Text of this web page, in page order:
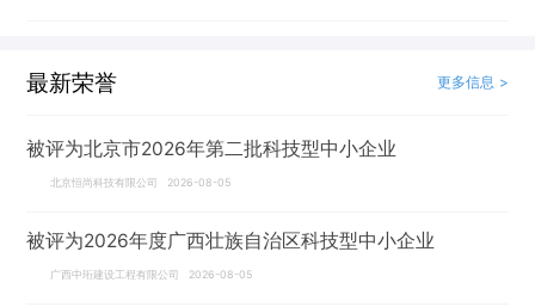
最新荣誉 更多信息 >
被评为北京市2026年第二批科技型中小企业
北京恒尚科技有限公司 2026-08-05
被评为2026年度广西壮族自治区科技型中小企业
广西中珩建设工程有限公司 2026-08-05